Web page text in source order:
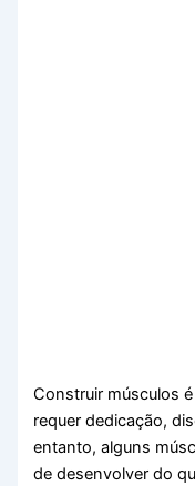
Construir músculos
requer dedicação,
entanto, alguns
de desenvolver do